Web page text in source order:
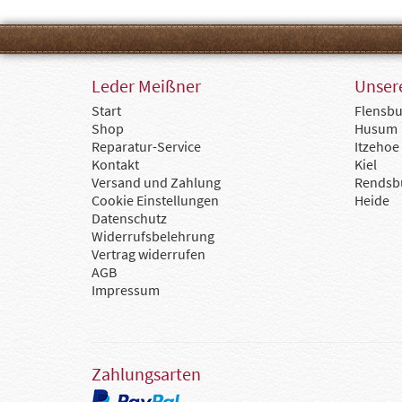
Leder Meißner
Start
Shop
Reparatur-Service
Kontakt
Versand und Zahlung
Cookie Einstellungen
Datenschutz
Widerrufsbelehrung
Vertrag widerrufen
AGB
Impressum
Husum
Itzehoe
Kiel
Heide
Zahlungsarten